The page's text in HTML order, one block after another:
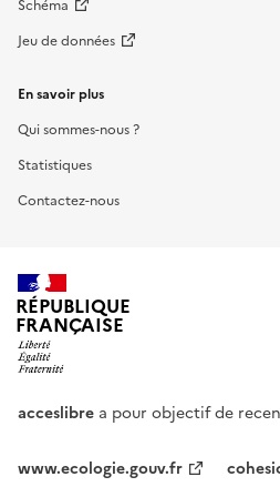
Schéma
Jeu de données
En savoir plus
Qui sommes-nous ?
Statistiques
Contactez-nous
RÉPUBLIQUE
FRANÇAISE
acceslibre a pour objectif de
www.ecologie.gouv.fr